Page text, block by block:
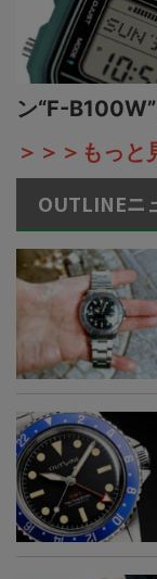
ン“F-
＞＞＞もっと
OUTLINEニ